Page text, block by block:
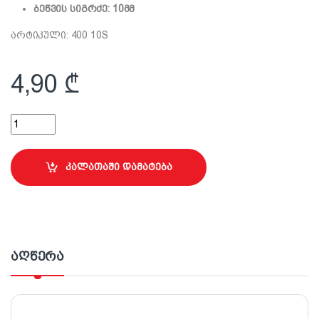
ბეწვის სიგრძე: 10მმ
არტიკული: 400 10S
4,90 ₾
25 სმ ლილვაკი წყალემულსიისთვის Yellow Strippe Polyarch
კალათაში დამატება
აღწერა